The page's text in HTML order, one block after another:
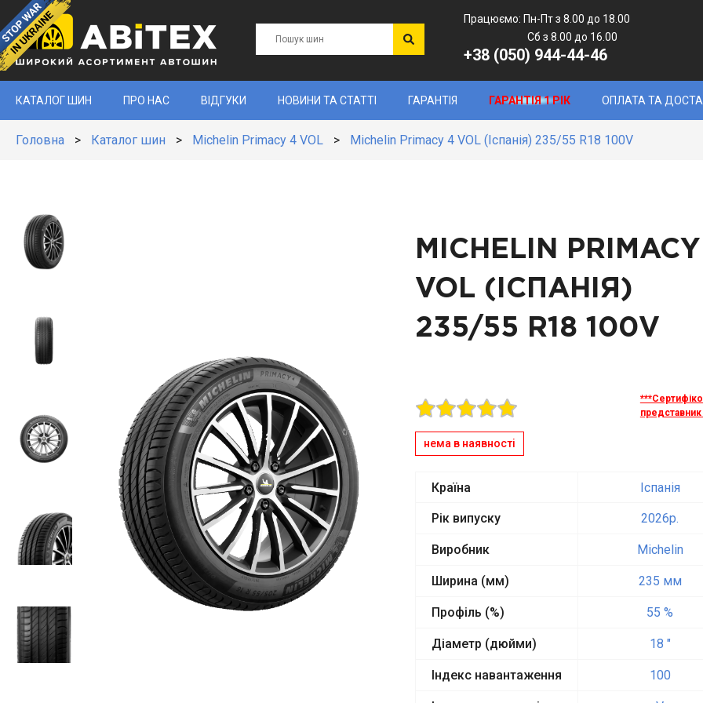
Працюємо: Пн-Пт з 8.00 до 18.00
Сб з 8.00 до 16.00
+38 (050) 944-44-46
КАТАЛОГ ШИН ПРО НАС ВІДГУКИ НОВИНИ ТА СТАТТІ ГАРАНТІЯ ГАРАНТІЯ 1 РІК ОПЛАТА ТА
Головна > Каталог шин > Michelin Primacy 4 VOL > Michelin Primacy 4 VOL (Іспанія) 235/55 R18 100V
MICHELIN
VOL (ІСПАНІЯ)
235/55 R18 100V
нема в наявності
Країна Іспанія
Рік випуску 2026p.
Виробник Michelin
Ширина (мм) 235 мм
Профіль (%) 55 %
Діаметр (дюйми) 18 "
Індекс навантаження 100